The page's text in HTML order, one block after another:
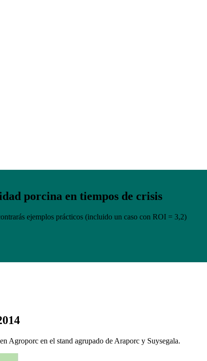
porcina en tiempos de crisis
ejemplos prácticos (incluido un caso con ROI = 3,2)
Agroporc en el stand agrupado de Araporc y Suysegala.